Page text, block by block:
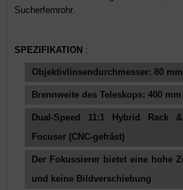
Sucherfernrohr.
SPEZIFIKATION :
Objektivlinsendurchmesser: 80 mm
Brennweite des Teleskops: 400 mm
Dual-Speed ​​11:1 Hybrid Rack
Focuser (CNC-gefräst)
Der Fokussierer bietet eine hohe
und keine Bildverschiebung